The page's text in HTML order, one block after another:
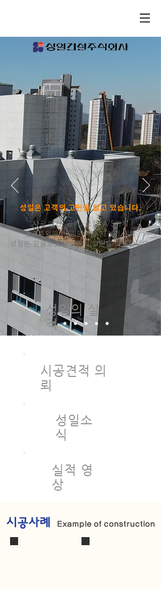
​성일은 고객의 고민을 알고 있습니다.
​시공 예산, 공기, 품절, A/S까지
건축주와의 처음 약속을 지키기 위해
성일은 믿음으로써 고객의 고민을 해결합니다.​
성일의 실
적
시공견적 의
뢰
성일소
식
실적 영
상
시공사례 Example of construction